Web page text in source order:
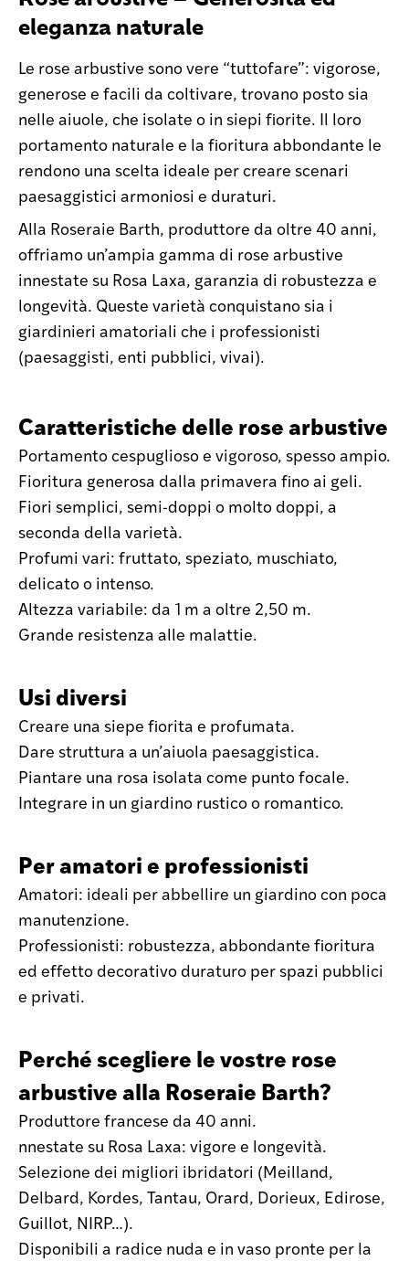
eleganza naturale
Le rose arbustive sono vere “tuttofare”: vigorose,
generose e facili da coltivare, trovano posto sia
nelle aiuole, che isolate o in siepi fiorite. Il loro
portamento naturale e la fioritura abbondante le
rendono una scelta ideale per creare scenari
paesaggistici armoniosi e duraturi.
Alla Roseraie Barth, produttore da oltre 40 anni,
offriamo un’ampia gamma di rose arbustive
innestate su Rosa Laxa, garanzia di robustezza e
longevità. Queste varietà conquistano sia i
giardinieri amatoriali che i professionisti
(paesaggisti, enti pubblici, vivai).
Caratteristiche delle rose arbustive
Portamento cespuglioso e vigoroso, spesso ampio.
Fioritura generosa dalla primavera fino ai geli.
Fiori semplici, semi-doppi o molto doppi, a
seconda della varietà.
Profumi vari: fruttato, speziato, muschiato,
delicato o intenso.
Altezza variabile: da 1 m a oltre 2,50 m.
Grande resistenza alle malattie.
Usi diversi
Creare una siepe fiorita e profumata.
Dare struttura a un’aiuola paesaggistica.
Piantare una rosa isolata come punto focale.
Integrare in un giardino rustico o romantico.
Per amatori e professionisti
Amatori: ideali per abbellire un giardino con poca
manutenzione.
Professionisti: robustezza, abbondante fioritura
ed effetto decorativo duraturo per spazi pubblici
e privati.
Perché scegliere le vostre rose
arbustive alla Roseraie Barth?
Produttore francese da 40 anni.
nnestate su Rosa Laxa: vigore e longevità.
Selezione dei migliori ibridatori (Meilland,
Delbard, Kordes, Tantau, Orard, Dorieux, Edirose,
Guillot, NIRP…).
Disponibili a radice nuda e in vaso pronte per la